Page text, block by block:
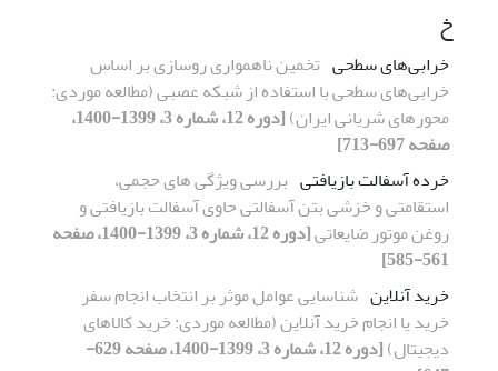
خ
خرابی‌‌های سطحی تخمین ناهمواری روسازی بر اساس
خرابی‌های سطحی با استفاده از شبکه عصبی (مطالعه موردی:
محور‌های شریانی ایران)
[دوره 12، شماره 3، 1399-1400،
صفحه 697-713]
خرده آسفالت بازیافتی بررسی ویژگی های حجمی،
استقامتی و خزشی بتن آسفالتی حاوی آسفالت بازیافتی و
روغن موتور ضایعاتی
[دوره 12، شماره 3، 1399-1400، صفحه
561-585]
خرید آنلاین شناسایی عوامل موثر بر انتخاب انجام سفر
خرید یا انجام خرید آنلاین (مطالعه موردی: خرید کالاهای
دیجیتال)
[دوره 12، شماره 3، 1399-1400، صفحه 629-